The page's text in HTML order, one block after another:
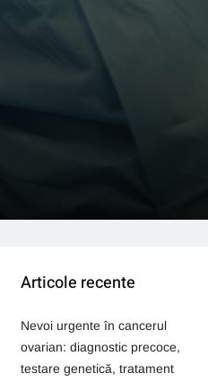
Articole recente
Nevoi urgente în cancerul
ovarian: diagnostic precoce,
testare genetică, tratament